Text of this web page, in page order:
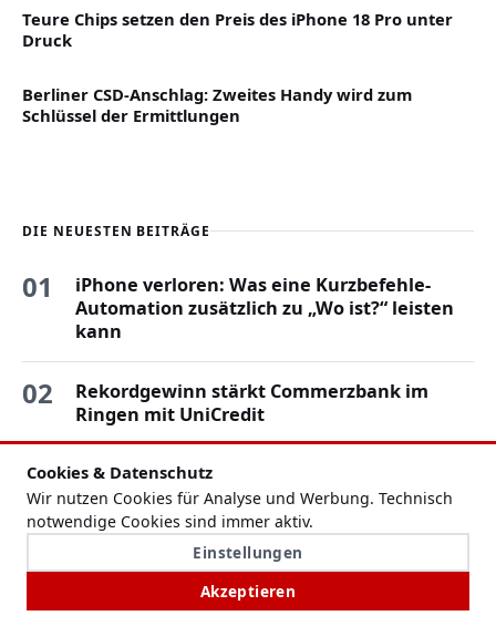
Cookies & Datenschutz
Wir nutzen Cookies für Analyse und Werbung. Technisch
notwendige Cookies sind immer aktiv.
Einstellungen
Akzeptieren
Teure Chips setzen den Preis des iPhone 18 Pro unter
Druck
Berliner CSD-Anschlag: Zweites Handy wird zum
Schlüssel der Ermittlungen
DIE NEUESTEN BEITRÄGE
01
iPhone verloren: Was eine Kurzbefehle-
Automation zusätzlich zu „Wo ist?“ leisten
kann
02
Rekordgewinn stärkt Commerzbank im
Ringen mit UniCredit
03
Snapchat drosselt die Reichweite reiner KI-
Videos bei Spotlight
Rentenreform unter Druck: Arbeitgeber
drängen auf Ende der abschlagsfreien